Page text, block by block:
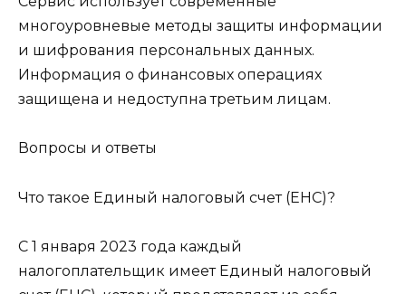
многоуровневые методы защиты информации
и шифрования персональных данных.
Информация о финансовых операциях
защищена и недоступна третьим лицам.
Вопросы и ответы
Что такое Единый налоговый счет (ЕНС)?
С 1 января 2023 года каждый
налогоплательщик имеет Единый налоговый